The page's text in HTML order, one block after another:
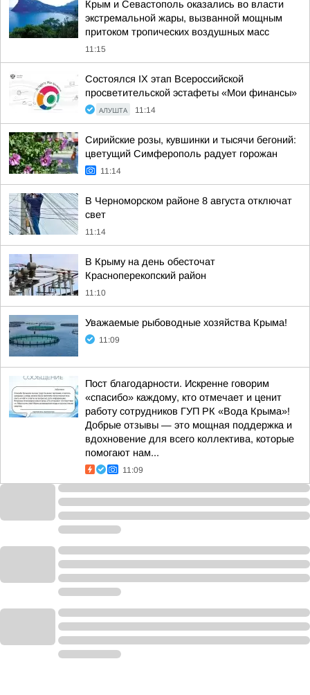
Крым и Севастополь оказались во власти
экстремальной жары, вызванной мощным
притоком тропических воздушных масс
11:15
Состоялся IX этап Всероссийской
просветительской эстафеты «Мои финансы»
АЛУШТА 11:14
Сирийские розы, кувшинки и тысячи бегоний:
цветущий Симферополь радует горожан
11:14
В Черноморском районе 8 августа отключат
свет
11:14
В Крыму на день обесточат
Красноперекопский район
11:10
Уважаемые рыбоводные хозяйства Крыма!
11:09
Пост благодарности. Искренне говорим
«спасибо» каждому, кто отмечает и ценит
работу сотрудников ГУП РК «Вода Крыма»!
Добрые отзывы — это мощная поддержка и
вдохновение для всего коллектива, которые
помогают нам...
11:09